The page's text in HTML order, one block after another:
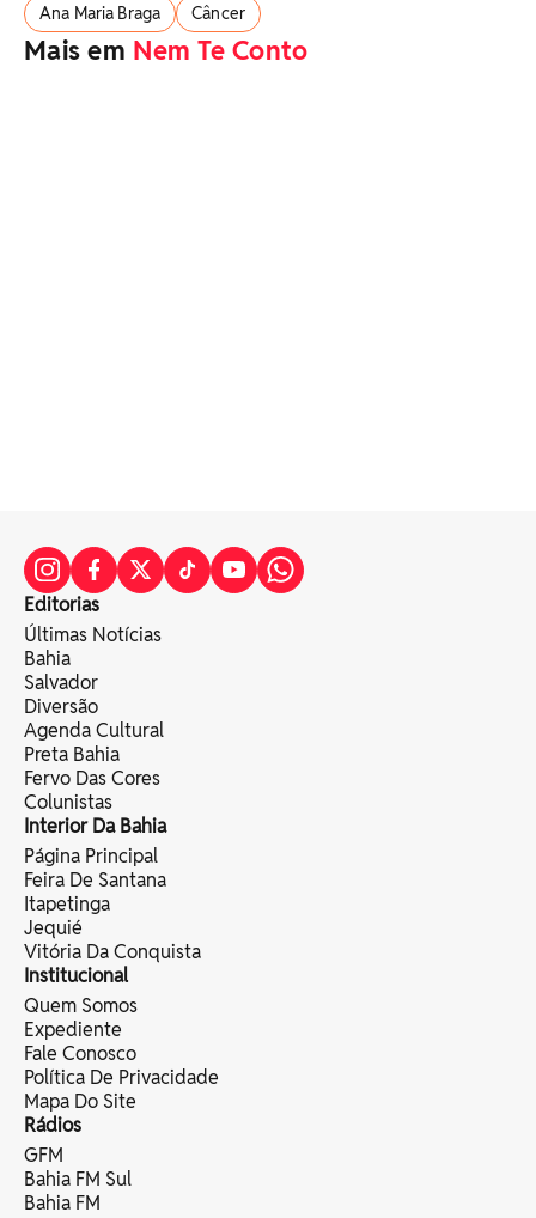
Ana Maria Braga Câncer
Mais em Nem Te Conto
Editorias
Últimas Notícias
Bahia
Salvador
Diversão
Agenda Cultural
Preta Bahia
Fervo Das Cores
Colunistas
Interior Da Bahia
Página Principal
Feira De Santana
Itapetinga
Jequié
Vitória Da Conquista
Institucional
Quem Somos
Expediente
Fale Conosco
Política De Privacidade
Mapa Do Site
Rádios
GFM
Bahia FM Sul
Bahia FM